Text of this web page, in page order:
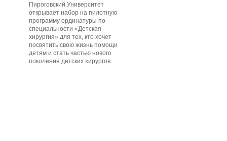
Пироговский Университет
открывает набор на пилотную
программу ординатуры по
специальности «Детская
хирургия» для тех, кто хочет
посвятить свою жизнь помощи
детям и стать частью нового
поколения детских хирургов.